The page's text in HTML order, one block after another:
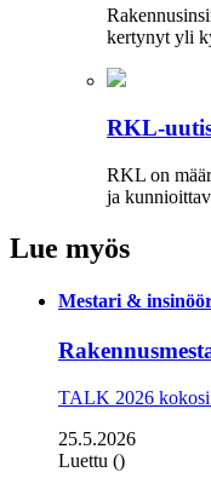
kertynyt yli
RKL-
RKL on
ja
Lue myös
Mestari &
TALK 2026 kokosi
25.5.2026
Luettu ()